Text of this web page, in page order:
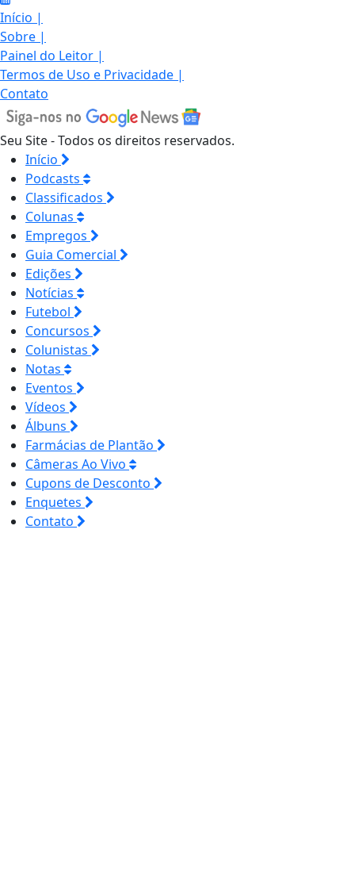
Início |
Sobre |
Painel do Leitor |
Termos de Uso e Privacidade |
Contato
Seu Site - Todos os direitos reservados.
Início
Podcasts
Classificados
Colunas
Empregos
Guia Comercial
Edições
Notícias
Futebol
Concursos
Colunistas
Notas
Eventos
Vídeos
Álbuns
Farmácias de Plantão
Câmeras Ao Vivo
Cupons de Desconto
Enquetes
Contato